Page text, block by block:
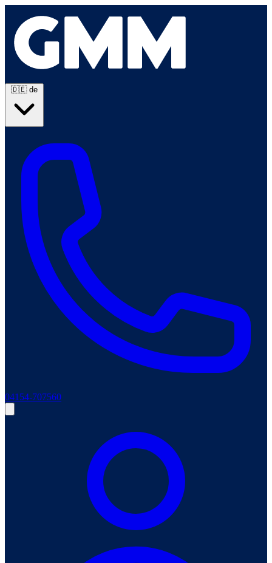
🇩🇪 de
04154-707560